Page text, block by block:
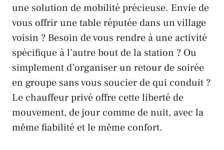
une solution de mobilité précieuse. Envie de
vous offrir une table réputée dans un village
voisin ? Besoin de vous rendre à une activité
spécifique à l’autre bout de la station ? Ou
simplement d’organiser un retour de soirée
en groupe sans vous soucier de qui conduit ?
Le chauffeur privé offre cette liberté de
mouvement, de jour comme de nuit, avec la
même fiabilité et le même confort.